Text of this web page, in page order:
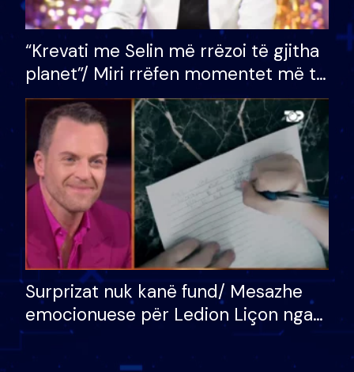
“Krevati me Selin më rrëzoi të gjitha
planet”/ Miri rrëfen momentet më të
bukura në shtëpinë e BB VIP: Do më
mungojë zilja e mëngjesit kur…
Surprizat nuk kanë fund/ Mesazhe
emocionuese për Ledion Liçon nga
nëna dhe fëmijët e tij, moderatori
nuk i mban dot lotët: Nuk meritoj…